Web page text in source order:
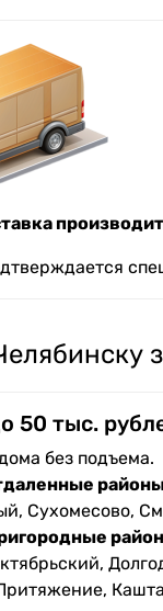
50 тыс.
без подъема.
Сухомесово,